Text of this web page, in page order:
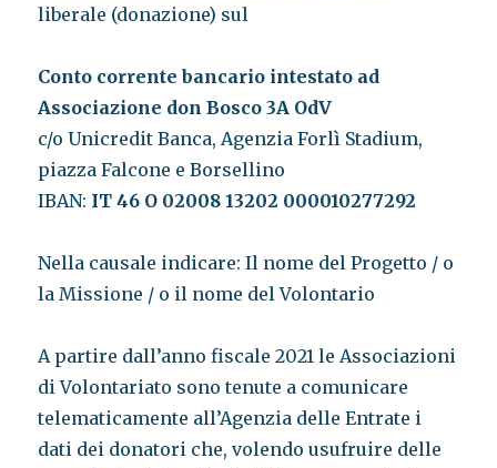
liberale (donazione) sul
Conto corrente bancario intestato ad
Associazione don Bosco 3A OdV
c/o Unicredit Banca, Agenzia Forlì Stadium,
piazza Falcone e Borsellino
IBAN: IT 46 O 02008 13202 000010277292
Nella causale indicare: Il nome del Progetto / o
la Missione / o il nome del Volontario
A partire dall’anno fiscale 2021 le Associazioni
di Volontariato sono tenute a comunicare
telematicamente all’Agenzia delle Entrate i
dati dei donatori che, volendo usufruire delle